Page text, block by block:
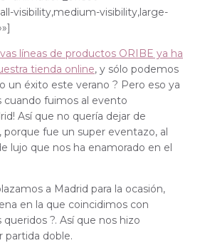
visibility,medium-visibility,large-
líneas de productos ORIBE ya ha
tienda online, y sólo podemos
un éxito este verano ? Pero eso ya
cuando fuimos al evento
Así que no quería dejar de
fue un super eventazo, al
lujo que nos ha enamorado en el
a Madrid para la ocasión,
en la que coincidimos con
?. Así que nos hizo
partida doble.